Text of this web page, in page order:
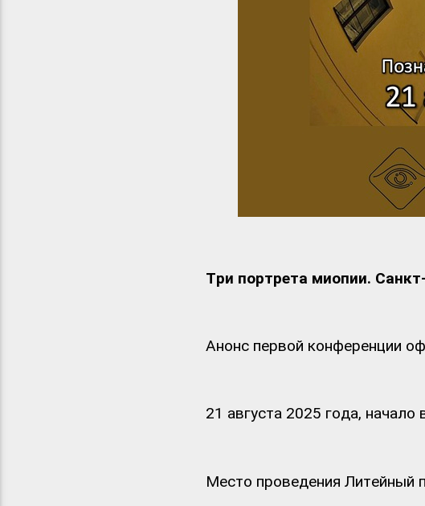
Три портрета миопии.
Анонс первой конференции
21 августа 2025 года, начало
Место проведения Литейный